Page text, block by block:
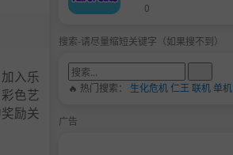
入乐
色艺
励关
0
搜索-请尽量缩短关键字（如果搜不到）
🔥 热门搜索： 生化危机仁王 联机单机
广告